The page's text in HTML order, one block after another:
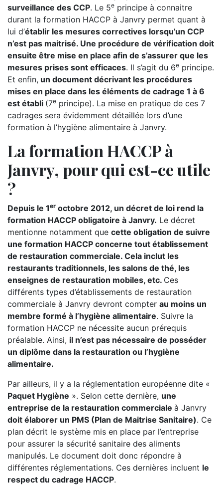
surveillance des CCP. Le 5e principe à connaitre
durant la formation HACCP à Janvry permet quant à
lui d’établir les mesures correctives lorsqu’un CCP
n’est pas maitrisé. Une procédure de vérification doit
ensuite être mise en place afin de s’assurer que les
mesures prises sont efficaces. Il s’agit du 6e principe.
Et enfin, un document décrivant les procédures
mises en place dans les éléments de cadrage 1 à 6
est établi (7e principe). La mise en pratique de ces 7
cadrages sera évidemment détaillée lors d’une
formation à l’hygiène alimentaire à Janvry.
La formation HACCP à
Janvry, pour qui est-ce utile
?
Depuis le 1er octobre 2012, un décret de loi rend la
formation HACCP obligatoire à Janvry. Le décret
mentionne notamment que cette obligation de suivre
une formation HACCP concerne tout établissement
de restauration commerciale. Cela inclut les
restaurants traditionnels, les salons de thé, les
enseignes de restauration mobiles, etc. Ces
différents types d’établissements de restauration
commerciale à Janvry devront compter au moins un
membre formé à l’hygiène alimentaire. Suivre la
formation HACCP ne nécessite aucun prérequis
préalable. Ainsi, il n’est pas nécessaire de posséder
un diplôme dans la restauration ou l’hygiène
alimentaire.
Par ailleurs, il y a la réglementation européenne dite «
Paquet Hygiène ». Selon cette dernière, une
entreprise de la restauration commerciale à Janvry
doit élaborer un PMS (Plan de Maitrise Sanitaire). Ce
plan décrit le système mis en place par l’entreprise
pour assurer la sécurité sanitaire des aliments
manipulés. Le document doit donc répondre à
différentes réglementations. Ces dernières incluent le
respect du cadrage HACCP.